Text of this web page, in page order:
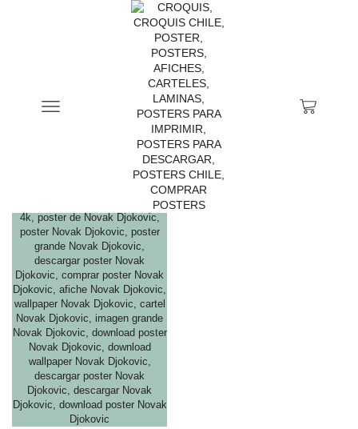
Productos Etiquetados “afiche Novak Djokovic”
CATEGORÍAS DE PRODUCTOS